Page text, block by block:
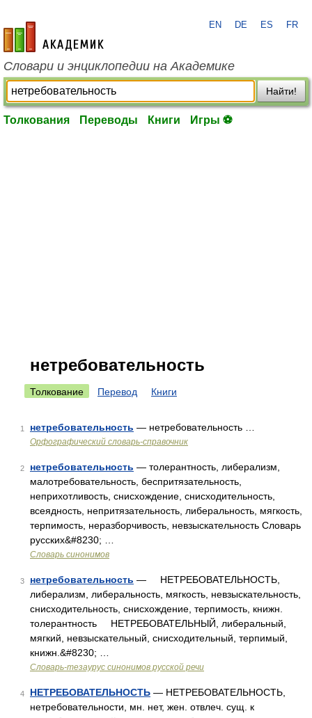
academic.ru
EN DE ES FR
Словари и энциклопедии на Академике
Найти!
Толкования Переводы Книги Игры ⚽
нетребовательность
Толкование Перевод Книги
1 нетребовательность — нетребовательность …
Орфографический словарь-справочник
2 нетребовательность — толерантность, либерализм,
малотребовательность, беспритязательность,
неприхотливость, снисхождение, снисходительность,
всеядность, непритязательность, либеральность, мягкость,
терпимость, неразборчивость, невзыскательность Словарь
русских&#8230; …
Словарь синонимов
3 нетребовательность — НЕТРЕБОВАТЕЛЬНОСТЬ,
либерализм, либеральность, мягкость, невзыскательность,
снисходительность, снисхождение, терпимость, книжн.
толерантность НЕТРЕБОВАТЕЛЬНЫЙ, либеральный,
мягкий, невзыскательный, снисходительный, терпимый,
книжн.&#8230; …
Словарь-тезаурус синонимов русской речи
4 НЕТРЕБОВАТЕЛЬНОСТЬ — НЕТРЕБОВАТЕЛЬНОСТЬ,
нетребовательности, мн. нет, жен. отвлеч. сущ. к